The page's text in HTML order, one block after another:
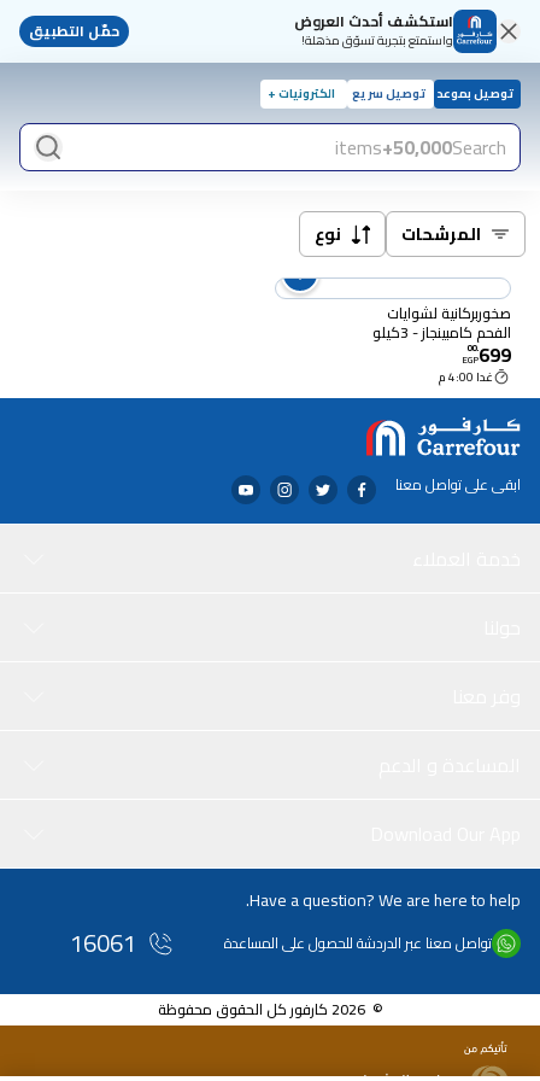
استكشف أحدث العروض
واستمتع بتجربة تسوّق مذهلة! حمّل التطبيق
توصيل بموعد توصيل سريع الكترونيات +
Search
50,000+
items
المرشحات نوع
صخوربركانية لشوايات
الفحم كامبينجاز - 3كيلو
699
.
00
EGP
غدا 4:00 م
ابقى على تواصل معنا
Have a question? We are here to help.
تواصل معنا عبر الدردشة للحصول على المساعدة 16061
© 2026 كارفور كل الحقوق محفوظة